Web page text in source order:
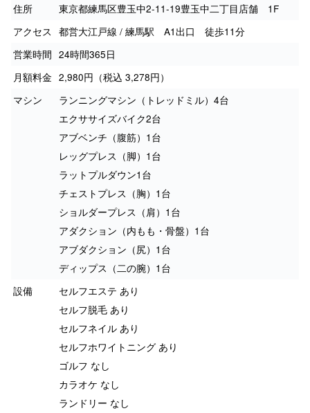
住所
東京都練馬区豊玉中2-11-19豊玉中二丁目店舗 1F
アクセス 都営大江戸線 / 練馬駅 A1出口 徒歩11分
営業時間 24時間365日
月額料金 2,980円（税込 3,278円）
マシン
ランニングマシン（トレッドミル）4台
エクササイズバイク2台
アブベンチ（腹筋）1台
レッグプレス（脚）1台
ラットプルダウン1台
チェストプレス（胸）1台
ショルダープレス（肩）1台
アダクション（内もも・骨盤）1台
アブダクション（尻）1台
ディップス（二の腕）1台
設備
セルフエステ あり
セルフ脱毛 あり
セルフネイル あり
セルフホワイトニング あり
ゴルフ なし
カラオケ なし
ランドリー なし